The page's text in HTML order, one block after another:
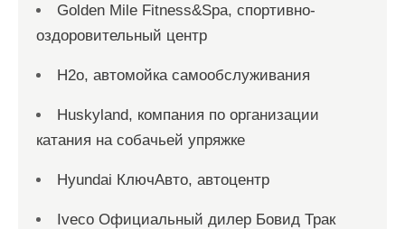
Golden Mile Fitness&Spa, спортивно-
оздоровительный центр
H2o, автомойка самообслуживания
Huskyland, компания по организации
катания на собачьей упряжке
Hyundai КлючАвто, автоцентр
Iveco Официальный дилер Бовид Трак